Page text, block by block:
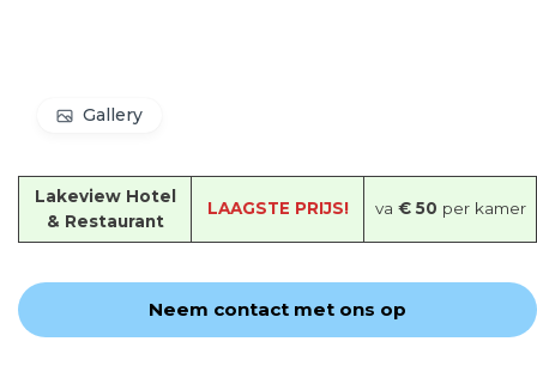
Gallery
Lakeview Hotel
& Restaurant
LAAGSTE PRIJS! va € 50 per kamer
Neem contact met ons op